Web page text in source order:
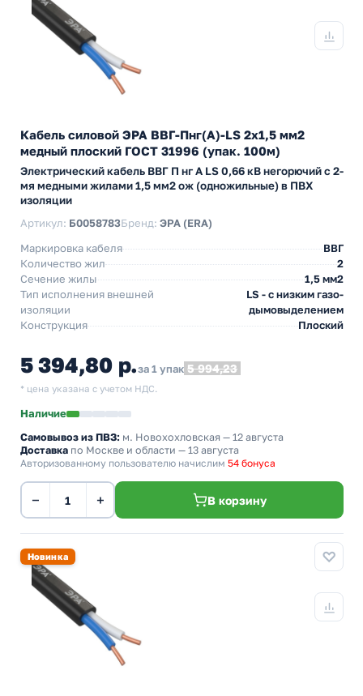
Кабель силовой ЭРА ВВГ-Пнг(А)-LS 2х1,5 мм2
медный плоский ГОСТ 31996 (упак. 100м)
Электрический кабель ВВГ П нг А LS 0,66 кВ негорючий с 2-
мя медными жилами 1,5 мм2 ож (одножильные) в ПВХ
изоляции
Артикул: Б0058783Бренд: ЭРА (ERA)
Маркировка кабеля
ВВГ
Количество жил
2
Сечение жилы
1,5 мм2
Тип исполнения внешней
изоляции
LS - с низким газо-
дымовыделением
Конструкция
Плоский
5 394,80 р.за 1 упак 5 994,23
* цена указана с учетом НДС.
Наличие
Самовывоз из ПВЗ: м. Новохохловская — 12 августа
Доставка по Москве и области — 13 августа
Авторизованному пользователю начислим 54 бонуса
− + В корзину
Новинка